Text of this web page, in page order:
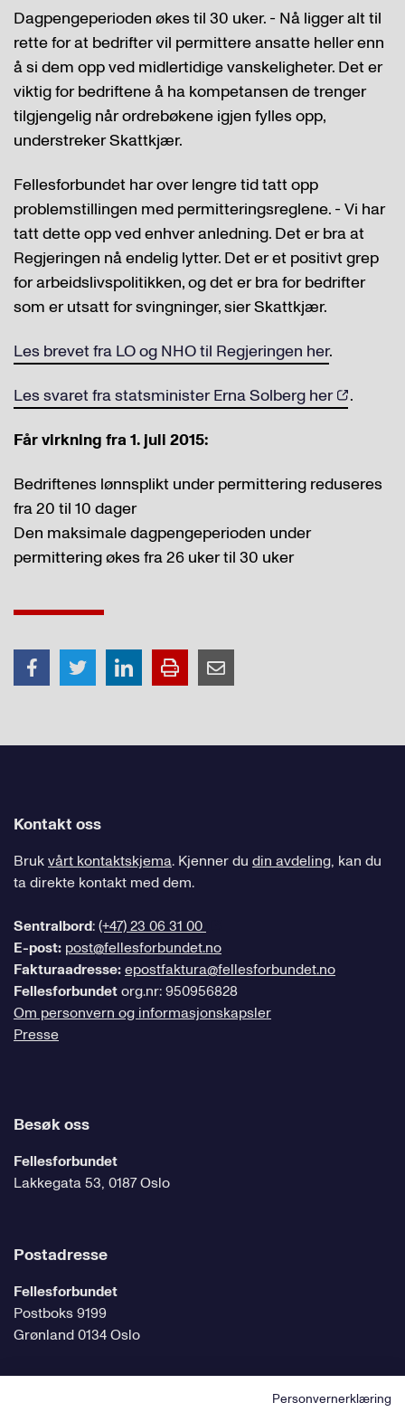
Dagpengeperioden økes til 30 uker. - Nå ligger alt til
rette for at bedrifter vil permittere ansatte heller enn
å si dem opp ved midlertidige vanskeligheter. Det er
viktig for bedriftene å ha kompetansen de trenger
tilgjengelig når ordrebøkene igjen fylles opp,
understreker Skattkjær.
Fellesforbundet har over lengre tid tatt opp
problemstillingen med permitteringsreglene. - Vi har
tatt dette opp ved enhver anledning. Det er bra at
Regjeringen nå endelig lytter. Det er et positivt grep
for arbeidslivspolitikken, og det er bra for bedrifter
som er utsatt for svingninger, sier Skattkjær.
Les brevet fra LO og NHO til Regjeringen her.
Les svaret fra statsminister Erna Solberg her
.
Får virkning fra 1. juli 2015:
Bedriftenes lønnsplikt under permittering reduseres
fra 20 til 10 dager
Den maksimale dagpengeperioden under
permittering økes fra 26 uker til 30 uker
Kontakt oss
Brukvårt kontaktskjema. Kjenner du din avdeling, kan du
ta direkte kontakt med dem.
Sentralbord:(+47) 23 06 31 00
E-post: post@fellesforbundet.no
Fakturaadresse:epostfaktura@fellesforbundet.no
Fellesforbundetorg.nr: 950956828
Om personvern og informasjonskapsler
Presse
Besøk oss
Fellesforbundet
Lakkegata 53, 0187 Oslo
Postadresse
Fellesforbundet
Postboks 9199
Grønland 0134 Oslo
Personvernerklæring